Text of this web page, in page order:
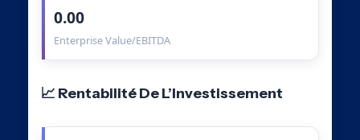
0.00
Enterprise Value/EBITDA
📈 Rentabilité De L’Investissement